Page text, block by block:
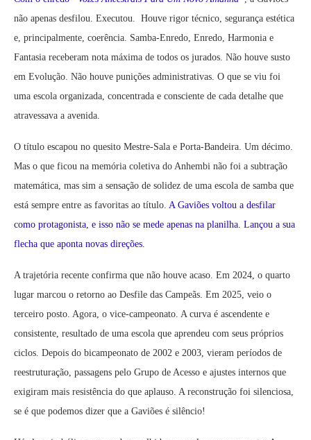
não apenas desfilou. Executou. Houve rigor técnico, segurança estética
e, principalmente, coerência. Samba-Enredo, Enredo, Harmonia e
Fantasia receberam nota máxima de todos os jurados. Não houve susto
em Evolução. Não houve punições administrativas. O que se viu foi
uma escola organizada, concentrada e consciente de cada detalhe que
atravessava a avenida.
O título escapou no quesito Mestre-Sala e Porta-Bandeira. Um décimo.
Mas o que ficou na memória coletiva do Anhembi não foi a subtração
matemática, mas sim a sensação de solidez de uma escola de samba que
está sempre entre as favoritas ao título. A Gaviões voltou a desfilar
como protagonista, e isso não se mede apenas na planilha. Lançou a sua
flecha que aponta novas direções.
A trajetória recente confirma que não houve acaso. Em 2024, o quarto
lugar marcou o retorno ao Desfile das Campeãs. Em 2025, veio o
terceiro posto. Agora, o vice-campeonato. A curva é ascendente e
consistente, resultado de uma escola que aprendeu com seus próprios
ciclos. Depois do bicampeonato de 2002 e 2003, vieram períodos de
reestruturação, passagens pelo Grupo de Acesso e ajustes internos que
exigiram mais resistência do que aplauso. A reconstrução foi silenciosa,
se é que podemos dizer que a Gaviões é silêncio!